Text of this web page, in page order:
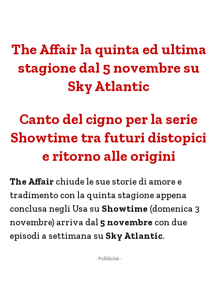
The Affair la quinta ed ultima
stagione dal 5 novembre su
Sky Atlantic
Canto del cigno per la serie
Showtime tra futuri distopici
e ritorno alle origini
The Affair chiude le sue storie di amore e
tradimento con la quinta stagione appena
conclusa negli Usa su Showtime (domenica 3
novembre) arriva dal 5 novembre con due
episodi a settimana su Sky Atlantic.
- Pubblicità -